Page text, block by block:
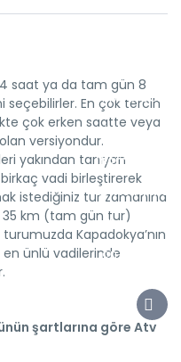
php74/root/
in
/home/
content/
helper.php
on
saat ya da tam gün 8
seçebilirler. En çok tercih
çok erken saatte veya
versiyondur.
yakından tanıyan
vadi birleştirerek
istediğiniz tur zamanına
35 km (tam gün tur)
Kapadokya’nın
ünlü vadilerinde
şartlarına göre Atv